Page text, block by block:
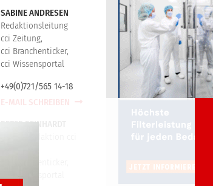
SABINE ANDRESEN
Redaktionsleitung
cci Zeitung,
cci Branchenticker,
cci Wissensportal
+49(0)721/565 14-18
E-MAIL SCHREIBEN
PETER REINHARDT